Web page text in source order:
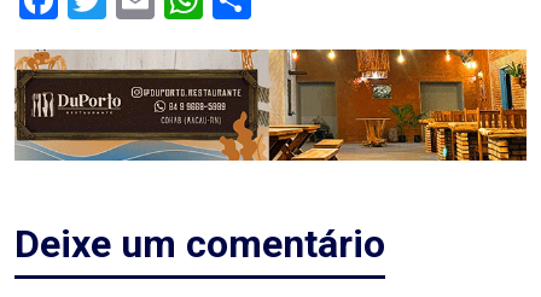
RN
ASSISTÊNCIA
MÉDICA
Blog
Deixe um comentário